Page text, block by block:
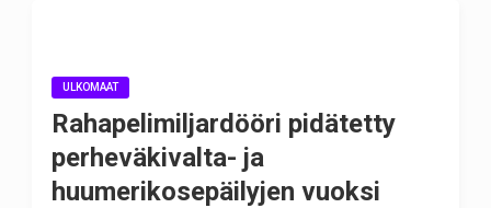
ULKOMAAT
Rahapelimiljardööri pidätetty
perheväkivalta- ja
huumerikosepäilyjen vuoksi